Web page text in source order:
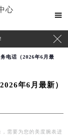
心


电话（2026年6月最
年6月最新）
需要为您的美度腕表进